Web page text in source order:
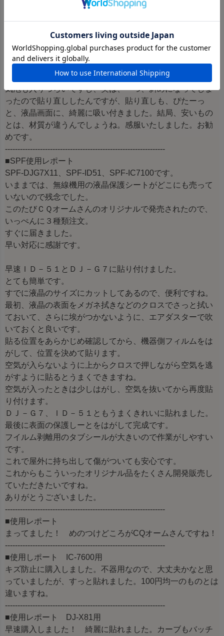
て、自分で切って使っていたんです。しかし、やはり、自
見づらくなってしまったのが気になり、結局、剥がしてし
まいました。
その点、さすが、CQオームさんのフィルムは、どうやって
いるのか綺麗に切れています。
気泡も入りづらいですし、実は、一つ、斜めになってしま
ったので貼り直ししたんですが、貼り直しも、ぴたーっ
と、液晶画面に、綺麗に吸い付きました。結局、安いもの
とは、材質が違うんでしょうね。感服いたしました。お勧
めです。
----------------------------------------------------------------
■SPF使用レポート
SPF-DJG7X11、SPF-ID51、SPF-IC7100です。
いままでは、無線機用の液晶保護シートがどこにも売って
いないので残念でした。
このたびＣＱオームさんのオリジナルで発売されたので、
いっぺんに３種類注文。
すぐに届きました。
早い対応に感謝です。
早速ＩＤ－５１とＤＪ－Ｇ７に貼り付けました。
とても簡単です。
すでに液晶のサイズにカットしてあるので、便利ですね。
最初、液晶の表面をメガネ拭きなどのクロスでさっと拭い
ておいて、さらに埃がつかないように、エアダスターで吹
いておくと良いです。
貼る位置をあらかじめ確認してから、機器側フィルムをは
がして、位置を決めて貼ります。
空気が入らないように上からクロスで押しながら空気を逃
がすように貼るとうまくできますね。
空気が入ったときは少しはがし、空気を抜いてから再度貼
り付けます。
ＤＪ－Ｇ７、ＩＤ－５１ともうまくきれいに貼れました。
最後に表面の保護しーとをはがして完成です。
フイルム剥離用のタブシールが大きいので作業がしやすい
です。
これで屋外に持ち出して傷がついても安心です。
これからもこういったオリジナル品をたくさん開発販売し
ていただきたいですね。
ありがとうございました。
----------------------------------------------------------------
■使用レポート
まってました！ めのつけどころがCQオームさんですね！
----------------------------------------------------------------
■使用しポート IC-7600用
キズ防止に購入しました。不器用なので、大丈夫かなと思
っていましたが、すっと貼れました。100円均一のものとは
違いますね。
----------------------------------------------------------------
■使用レポート DJ-X81用
早速購入しました！ 綺麗に貼れました。カーブもバッチ